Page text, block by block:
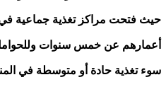
حيث فتحت مراكز تغذية جماعية في
أعمارهم عن خمس سنوات
سوء تغذية حادة أو متوسطة في